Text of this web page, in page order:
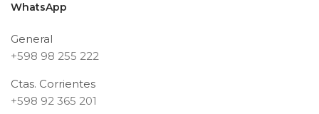
WhatsApp
General
+598 98 255 222
Ctas. Corrientes
+598 92 365 201